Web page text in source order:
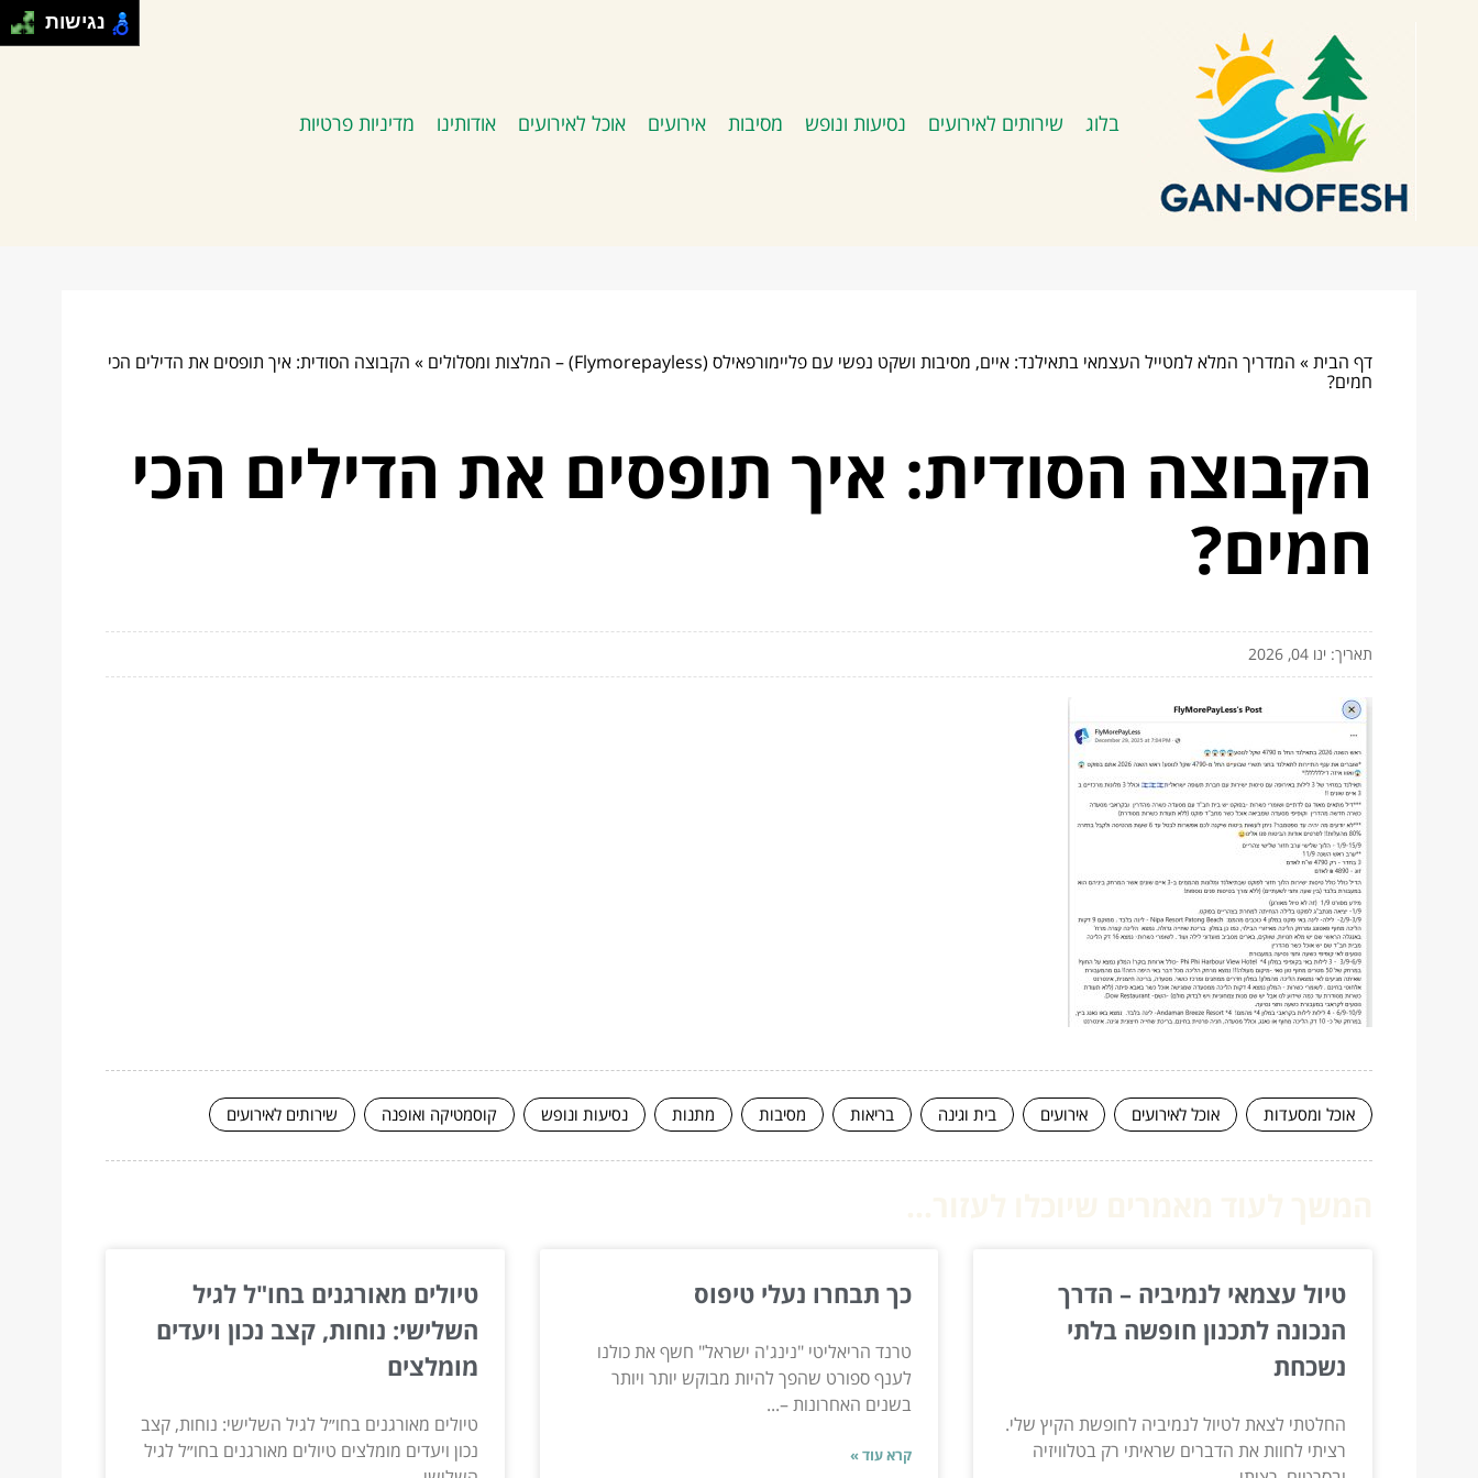
בלוג שירותים לאירועים נסיעות ונופש מסיבות אירועים אוכל לאירועים אודותינו מדיניות פרטיות
דף הבית» המדריך המלא למטייל העצמאי בתאילנד: איים, מסיבות ושקט נפשי עם פליימורפאילס (Flymorepayless) – המלצות ומסלולים » הקבוצה הסודית: איך תופסים את הדילים הכי
חמים?
הקבוצה הסודית: איך תופסים את הדילים הכי
חמים?
תאריך: ינו 04, 2026
אוכל ומסעדות אוכל לאירועים אירועים בית וגינה בריאות מסיבות מתנות נסיעות ונופש קוסמטיקה ואופנה שירותים לאירועים
טיול עצמאי לנמיביה – הדרך
הנכונה לתכנון חופשה בלתי
נשכחת
החלטתי לצאת לטיול לנמיביה לחופשת הקיץ שלי.
רציתי לחוות את הדברים שראיתי רק בטלוויזיה
כך תבחרו נעלי טיפוס
טרנד הריאליטי "נינג'ה ישראל" חשף את כולנו
לענף ספורט שהפך להיות מבוקש יותר ויותר
בשנים האחרונות –...
קרא עוד »
טיולים מאורגנים בחו"ל לגיל
השלישי: נוחות, קצב נכון ויעדים
מומלצים
טיולים מאורגנים בחו״ל לגיל השלישי: נוחות, קצב
נכון ויעדים מומלצים טיולים מאורגנים בחו״ל לגיל
נגישות